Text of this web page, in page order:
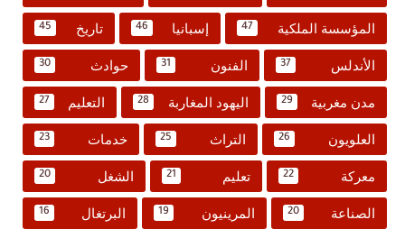
المؤسسة الملكية 47 إسبانيا 46 تاريخ 45
الأندلس 37 الفنون 31 حوادث 30
مدن مغربية 29 اليهود المغاربة 28 التعليم 27
العلويون 26 التراث 25 خدمات 23
معركة 22 تعليم 21 الشغل 20
الصناعة 20 المرينيون 19 البرتغال 16